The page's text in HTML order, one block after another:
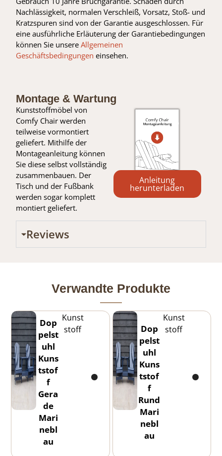
Nachlässigkeit, normalen Verschleiß, Vorsatz, Stoß- und
Kratzspuren sind von der Garantie ausgeschlossen. Für
eine ausführliche Erläuterung der Garantiebedingungen
können Sie unsereAllgemeinen
Geschäftsbedingungen einsehen.
Montage & Wartung
Kunststoffmöbel von
Comfy Chair werden
teilweise vormontiert
geliefert. Mithilfe der
Montageanleitung können
Sie diese selbst vollständig
zusammenbauen. Der
Tisch und der Fußbank
werden sogar komplett
montiert geliefert.
Anleitung
herunterladen
Reviews
Verwandte Produkte
Dop
pelst
uhl
Kuns
tstof
f
Gera
de
Mari
nebl
au
Kunst
stoff
Dop
pelst
uhl
Kuns
tstof
f
Rund
Mari
nebl
au
Kunst
stoff